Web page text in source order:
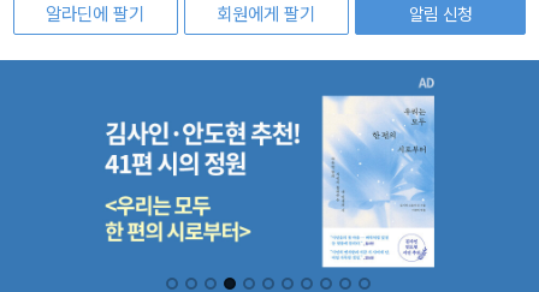
알라딘에 팔기
회원에게 팔기
알림 신청